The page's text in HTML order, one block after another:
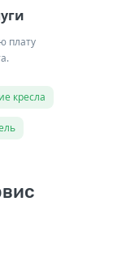
плату
кресла